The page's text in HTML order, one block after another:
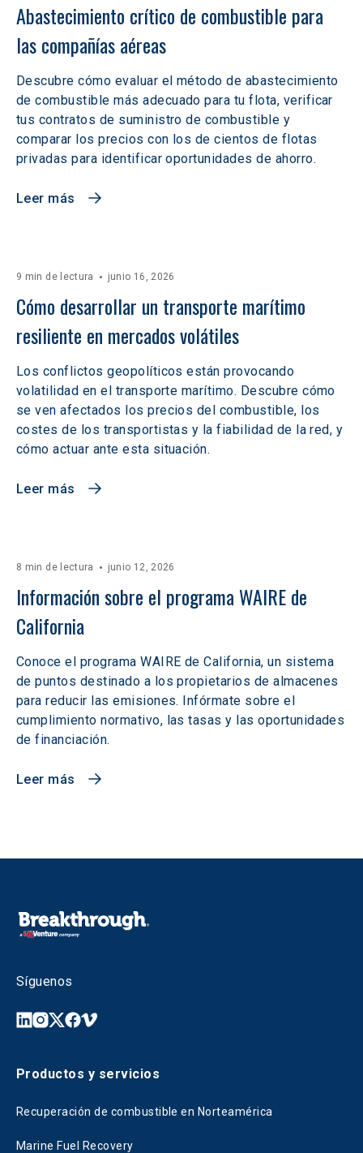
Abastecimiento crítico de combustible para
las compañías aéreas
Descubre cómo evaluar el método de abastecimiento
de combustible más adecuado para tu flota, verificar
tus contratos de suministro de combustible y
comparar los precios con los de cientos de flotas
privadas para identificar oportunidades de ahorro.
Leer más
9 min de lectura junio 16, 2026
Cómo desarrollar un transporte marítimo
resiliente en mercados volátiles
Los conflictos geopolíticos están provocando
volatilidad en el transporte marítimo. Descubre cómo
se ven afectados los precios del combustible, los
costes de los transportistas y la fiabilidad de la red, y
cómo actuar ante esta situación.
Leer más
8 min de lectura junio 12, 2026
Información sobre el programa WAIRE de
California
Conoce el programa WAIRE de California, un sistema
de puntos destinado a los propietarios de almacenes
para reducir las emisiones. Infórmate sobre el
cumplimiento normativo, las tasas y las oportunidades
de financiación.
Leer más
Síguenos
Productos y servicios
Recuperación de combustible en Norteamérica
Marine Fuel Recovery